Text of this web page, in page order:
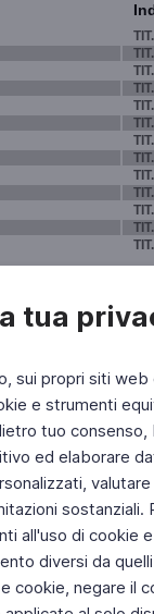
tua
sui propri siti
e strumenti
tuo
ed elaborare
sostanziali.
all'uso di cookie
diversi da
cookie, negare il